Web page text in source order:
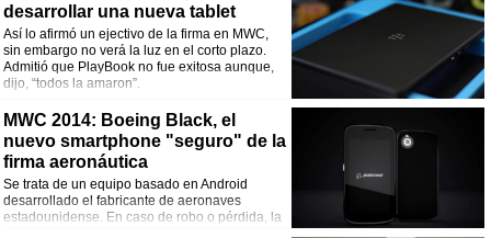
desarrollar una nueva tablet
Así lo afirmó un ejectivo de la firma en MWC,
sin embargo no verá la luz en el corto plazo.
Admitió que PlayBook no fue exitosa aunque,
dijo, “todos la amaron”.
MWC 2014: Boeing Black, el
nuevo smartphone "seguro" de la
firma aeronáutica
Se trata de un equipo basado en Android
desarrollado el fabricante de aeronaves
estadounidense. En caso de robo o pérdida, la